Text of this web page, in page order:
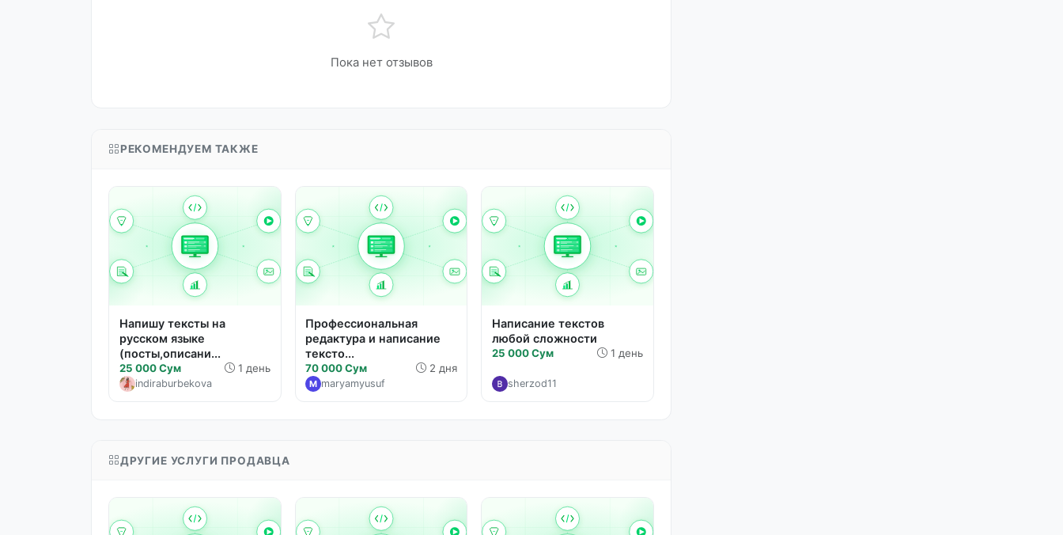
Пока нет отзывов
РЕКОМЕНДУЕМ ТАКЖЕ
Напишу тексты на
русском языке
(посты,описани...
25 000 Сум 1 день
indiraburbekova
Профессиональная
редактура и написание
тексто...
70 000 Сум 2 дня
M maryamyusuf
Написание текстов
любой сложности
25 000 Сум 1 день
sherzod11
ДРУГИЕ УСЛУГИ ПРОДАВЦА